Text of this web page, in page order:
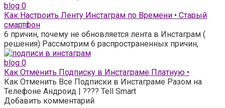
blog 0
Как Настроить Ленту Инстаграм по Времени • Старый
смартфон
6 причин, почему не обновляется лента в Инстаграм (
решения) Рассмотрим 6 распространенных причин,
blog 0
Как Отменить Подписку в Инстаграме Платную •
Как Отменить Все Подписки в Инстаграме Разом на
Телефоне Андроид | ???? Tell Smart
Добавить комментарий